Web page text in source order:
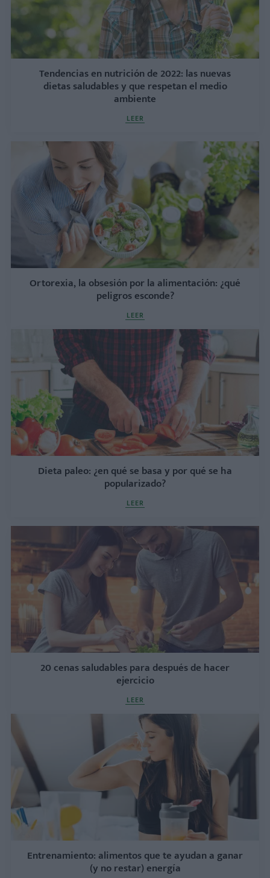
Tendencias en nutrición de 2022: las nuevas
dietas saludables y que respetan el medio
ambiente
LEER
Ortorexia, la obsesión por la alimentación: ¿qué
peligros esconde?
LEER
Dieta paleo: ¿en qué se basa y por qué se ha
popularizado?
LEER
20 cenas saludables para después de hacer
ejercicio
LEER
Entrenamiento: alimentos que te ayudan a ganar
(y no restar) energía